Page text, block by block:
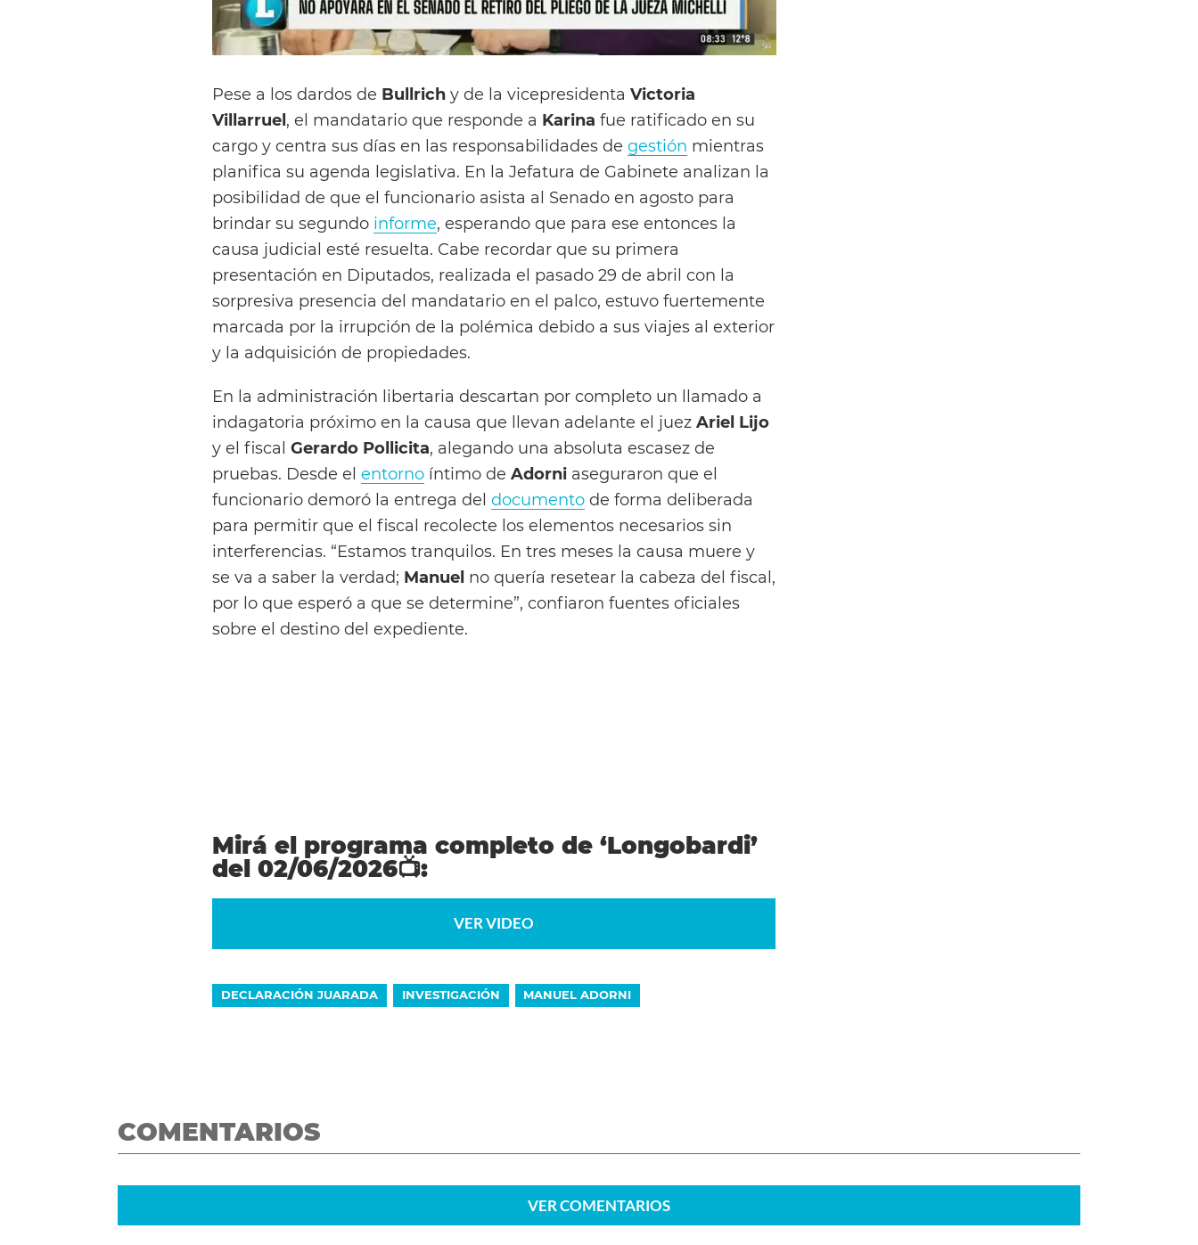
Pese a los dardos de Bullrich y de la vicepresidenta Victoria
Villarruel, el mandatario que responde a Karina fue ratificado en su
cargo y centra sus días en las responsabilidades de gestión mientras
planifica su agenda legislativa. En la Jefatura de Gabinete analizan la
posibilidad de que el funcionario asista al Senado en agosto para
brindar su segundo informe, esperando que para ese entonces la
causa judicial esté resuelta. Cabe recordar que su primera
presentación en Diputados, realizada el pasado 29 de abril con la
sorpresiva presencia del mandatario en el palco, estuvo fuertemente
marcada por la irrupción de la polémica debido a sus viajes al exterior
y la adquisición de propiedades.
En la administración libertaria descartan por completo un llamado a
indagatoria próximo en la causa que llevan adelante el juez Ariel Lijo
y el fiscal Gerardo Pollicita, alegando una absoluta escasez de
pruebas. Desde el entorno íntimo de Adorni aseguraron que el
funcionario demoró la entrega del documento de forma deliberada
para permitir que el fiscal recolecte los elementos necesarios sin
interferencias. “Estamos tranquilos. En tres meses la causa muere y
se va a saber la verdad; Manuel no quería resetear la cabeza del fiscal,
por lo que esperó a que se determine”, confiaron fuentes oficiales
sobre el destino del expediente.
Mirá el programa completo de ‘Longobardi’
del 02/06/2026📺:
VER VIDEO
DECLARACIÓN JUARADA INVESTIGACIÓN MANUEL ADORNI
COMENTARIOS
VERCOMENTARIOS